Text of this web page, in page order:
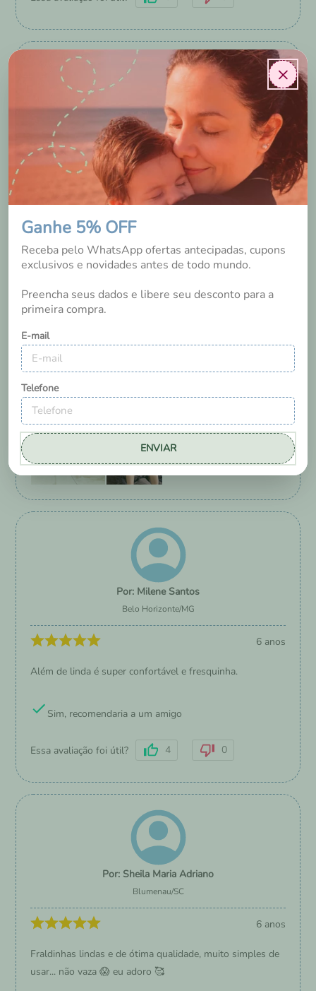
×
Ganhe 5% OFF
Receba pelo WhatsApp ofertas antecipadas, cupons
exclusivos e novidades antes de todo mundo.
Preencha seus dados e libere seu desconto para a
primeira compra.
E-mail
Telefone
ENVIAR
Mayra Maciel
Belo Horizonte/MG
5 anos
Eu gostei muito da fralda. A absorção é boa e as
estampas maravilhosas. Da vontade de comprar todas!
Conheci as fraldas e comecei a usar quando minha bebê
tinha 11 meses. Para nós, a experiência é muito positiva.
Usar fraldas ecológicas é muito mais simples que parece.
Sim, recomendaria a um amigo
5 0
Milene Santos
Belo Horizonte/MG
6 anos
Além de linda é super confortável e fresquinha.
Sim, recomendaria a um amigo
Essa avaliação foi útil? 4 0
Sheila Maria Adriano
Blumenau/SC
6 anos
Fraldinhas lindas e de ótima qualidade, muito simples de
usar... não vaza 😱 eu adoro 🥰